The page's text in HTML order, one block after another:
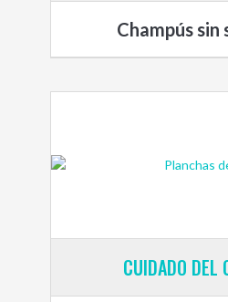
Champús
CUIDADO DEL